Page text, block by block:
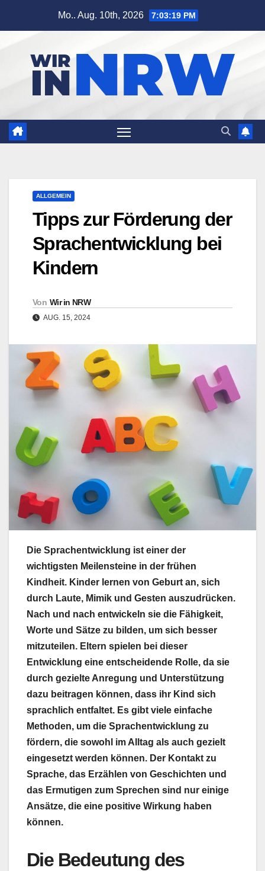
Mo.. Aug. 10th, 2026 7:03:20 PM
ALLGEMEIN
Tipps zur Förderung der
Sprachentwicklung bei
Kindern
Von Wir in NRW
AUG. 15, 2024
Die Sprachentwicklung ist einer der
wichtigsten Meilensteine in der frühen
Kindheit. Kinder lernen von Geburt an, sich
durch Laute, Mimik und Gesten auszudrücken.
Nach und nach entwickeln sie die Fähigkeit,
Worte und Sätze zu bilden, um sich besser
mitzuteilen. Eltern spielen bei dieser
Entwicklung eine entscheidende Rolle, da sie
durch gezielte Anregung und Unterstützung
dazu beitragen können, dass ihr Kind sich
sprachlich entfaltet. Es gibt viele einfache
Methoden, um die Sprachentwicklung zu
fördern, die sowohl im Alltag als auch gezielt
eingesetzt werden können. Der Kontakt zu
Sprache, das Erzählen von Geschichten und
das Ermutigen zum Sprechen sind nur einige
Ansätze, die eine positive Wirkung haben
können.
Die Bedeutung des